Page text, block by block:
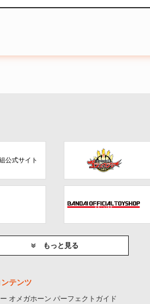
公式サイト
もっと見る
テンツ
オメガホーン パーフェクトガイド